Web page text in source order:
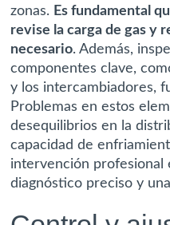
zonas. Es fundamental
revise la carga de gas y
necesario. Además,
componentes clave,
y los intercambiadores,
Problemas en estos
desequilibrios en la
capacidad de
intervención profesional
diagnóstico preciso y